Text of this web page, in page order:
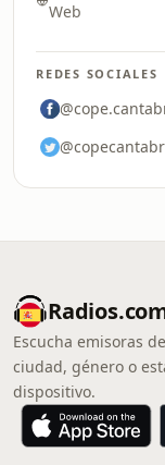
Web
REDES SOCIALES
Escucha emisoras
ciudad, género o
dispositivo.